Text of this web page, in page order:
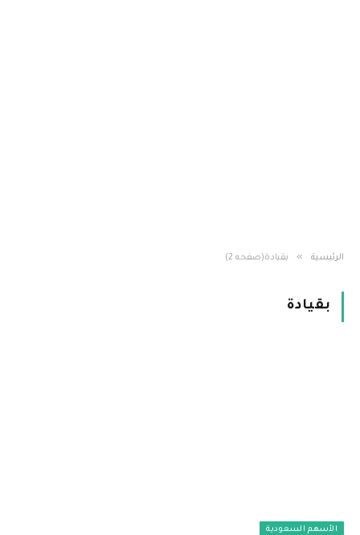
الرئيسية » بقيادة(صفحه 2)
بقيادة
الأسهم السعودية